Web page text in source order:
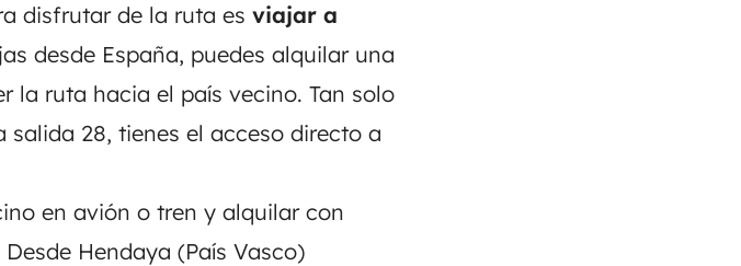
disfrutar de la ruta es viajar a
desde España, puedes alquilar una
la ruta hacia el país vecino. Tan solo
28, tienes el acceso directo a
en avión o tren y alquilar con
Desde Hendaya (País Vasco)